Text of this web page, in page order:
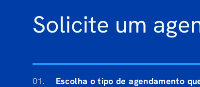
Solicite um
01. Escolha o tipo de agendamento